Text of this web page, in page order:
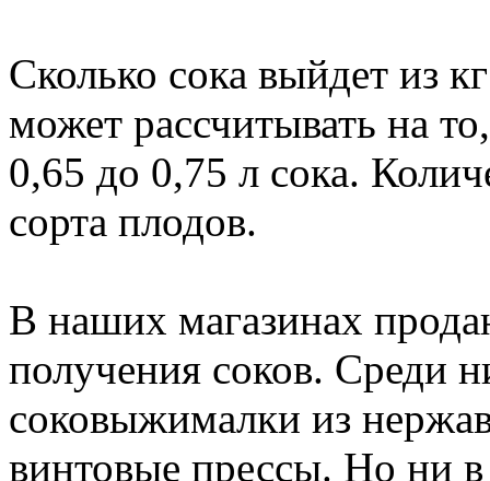
Сколько сока выйдет из
может рассчитывать на
0,65 до 0,75 л сока.
сорта плодов.
В наших магазинах
получения соков. Среди
соковыжималки из
винтовые прессы. Но ни в